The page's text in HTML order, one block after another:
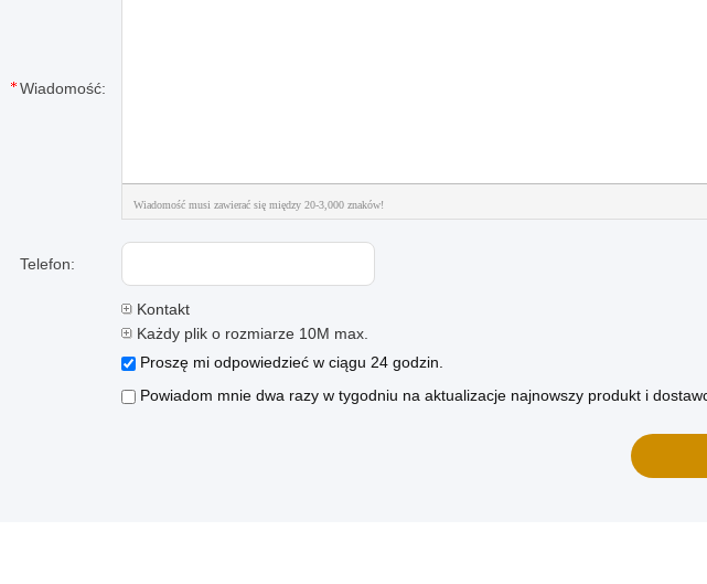
Wiadomość:
Wiadomość musi zawierać się między 20-3,000 znaków!
Telefon:
Kontakt
Każdy plik o rozmiarze 10M max.
Proszę mi odpowiedzieć w ciągu 24 godzin.
Powiadom mnie dwa razy w tygodniu na aktualizacje najnowszy produkt i